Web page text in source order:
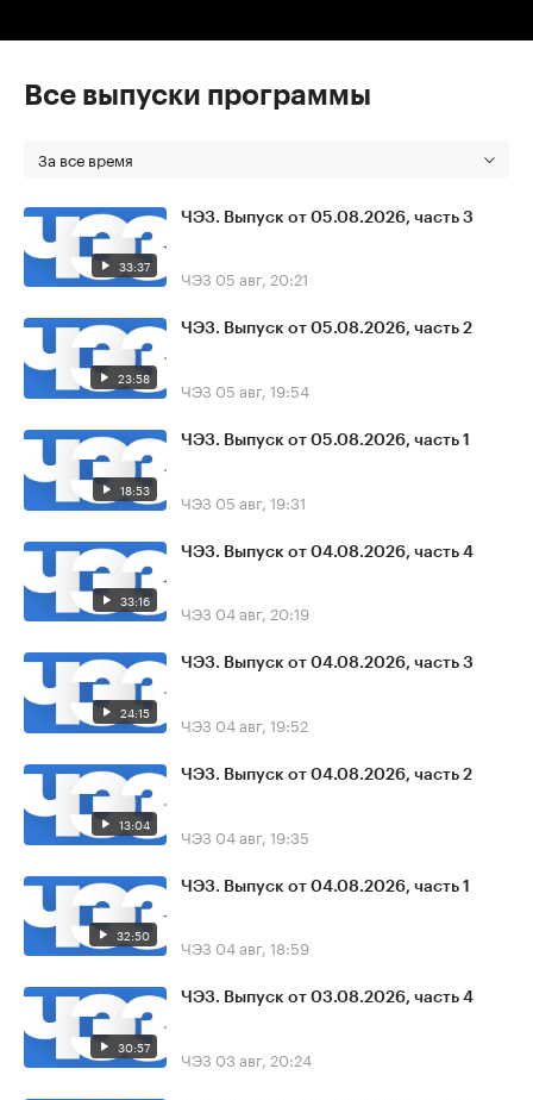
Все выпуски программы
За все время
33:37
ЧЭЗ. Выпуск от 05.08.2026, часть 3
ЧЭЗ 05 авг, 20:21
23:58
ЧЭЗ. Выпуск от 05.08.2026, часть 2
ЧЭЗ 05 авг, 19:54
18:53
ЧЭЗ. Выпуск от 05.08.2026, часть 1
ЧЭЗ 05 авг, 19:31
33:16
ЧЭЗ. Выпуск от 04.08.2026, часть 4
ЧЭЗ 04 авг, 20:19
24:15
ЧЭЗ. Выпуск от 04.08.2026, часть 3
ЧЭЗ 04 авг, 19:52
13:04
ЧЭЗ. Выпуск от 04.08.2026, часть 2
ЧЭЗ 04 авг, 19:35
32:50
ЧЭЗ. Выпуск от 04.08.2026, часть 1
ЧЭЗ 04 авг, 18:59
30:57
ЧЭЗ. Выпуск от 03.08.2026, часть 4
ЧЭЗ 03 авг, 20:24